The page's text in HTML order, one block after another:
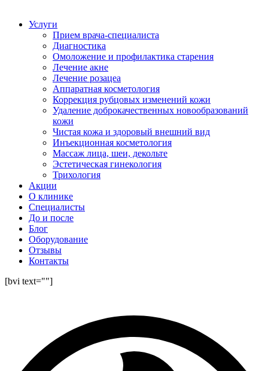
Услуги
Прием врача-специалиста
Диагностика
Омоложение и профилактика старения
Лечение акне
Лечение розацеа
Аппаратная косметология
Коррекция рубцовых изменений кожи
Удаление доброкачественных новообразований
кожи
Чистая кожа и здоровый внешний вид
Инъекционная косметология
Массаж лица, шеи, декольте
Эстетическая гинекология
Трихология
Акции
О клинике
Специалисты
До и после
Блог
Оборудование
Отзывы
Контакты
[bvi text=""]